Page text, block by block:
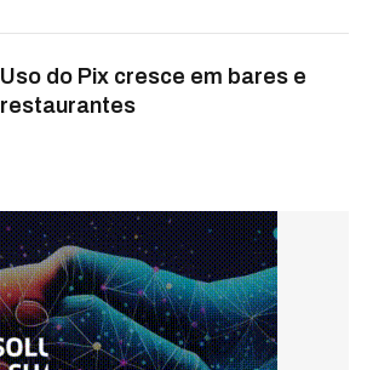
Uso do Pix cresce em bares e
restaurantes